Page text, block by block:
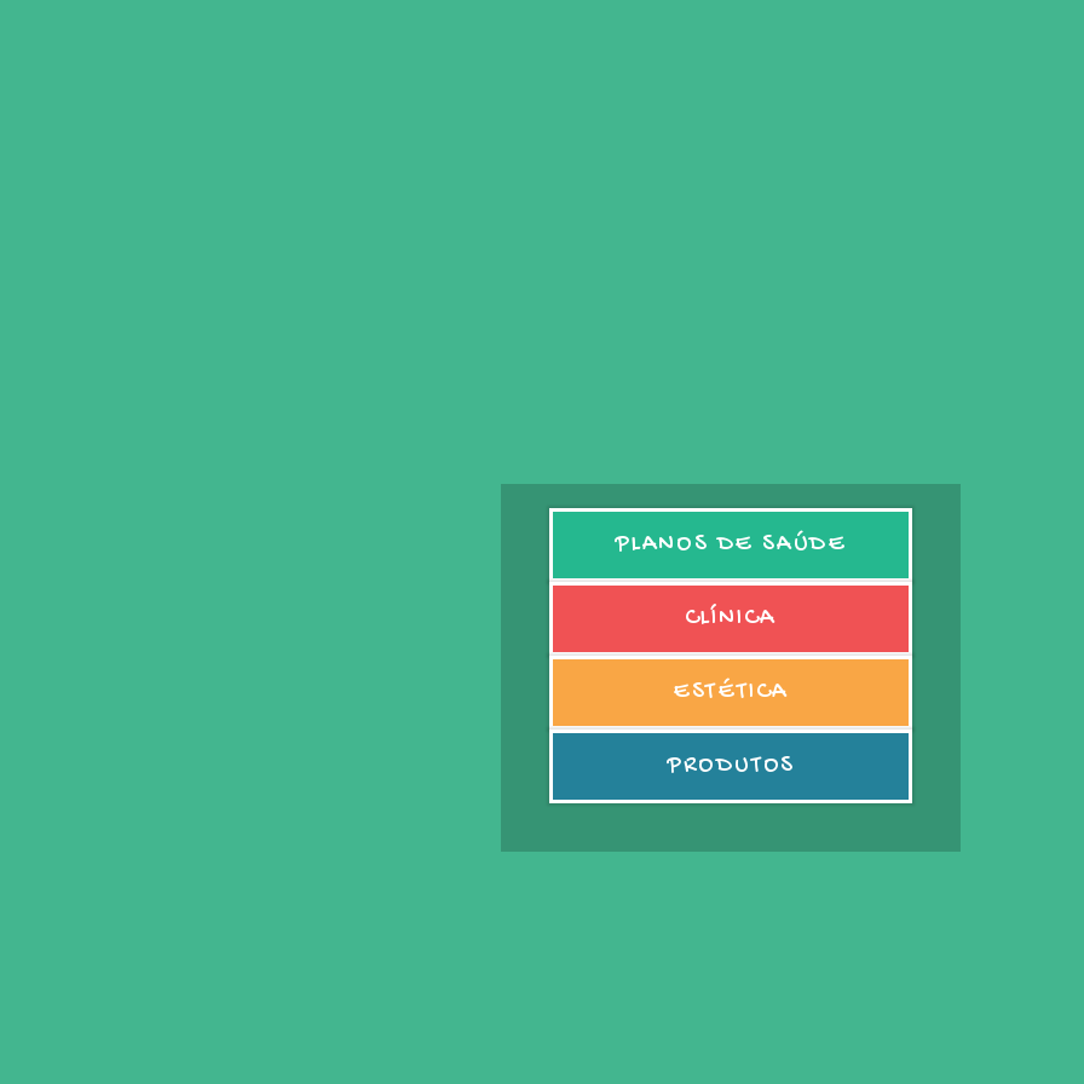
PLANOS DE SAÚDE
CLÍNICA
ESTÉTICA
PRODUTOS